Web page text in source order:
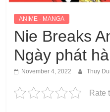
ANIME - MANGA
Nie Breaks
Ngày phát
November 4, 2022 Thuy
Rate